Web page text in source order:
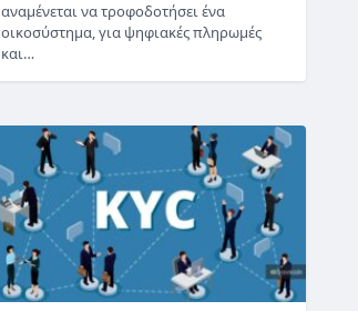
αναμένεται να τροφοδοτήσει ένα
οικοσύστημα, για ψηφιακές πληρωμές
και…